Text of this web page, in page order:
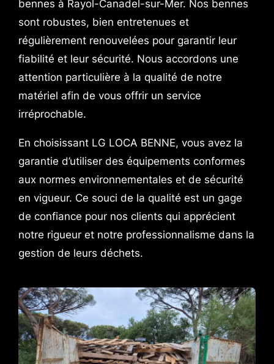
bennes à Rayol-Canadel-sur-Mer. Nos bennes
sont robustes, bien entretenues et
régulièrement renouvelées pour garantir leur
fiabilité et leur sécurité. Nous accordons une
attention particulière à la qualité de notre
matériel afin de vous offrir un service
irréprochable.
En choisissant LG LOCA BENNE, vous avez la
garantie d’utiliser des équipements conformes
aux normes environnementales et de sécurité
en vigueur. Ce souci de la qualité est un gage
de confiance pour nos clients qui apprécient
notre rigueur et notre professionnalisme dans la
gestion de leurs déchets.